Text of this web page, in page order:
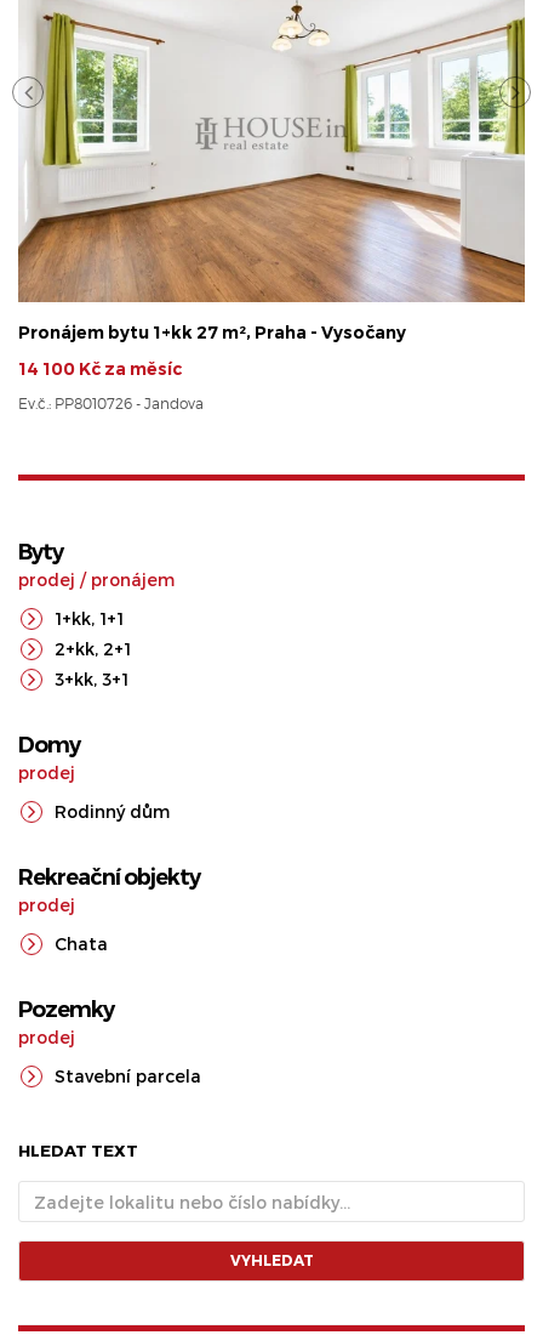
Pronájem bytu 1+kk 27 m², Praha - Vysočany
14 100 Kč za měsíc
Ev.č.: PP8010726 - Jandova
Byty
prodej / pronájem
1+kk, 1+1
2+kk, 2+1
3+kk, 3+1
Domy
prodej
Rodinný dům
Rekreační objekty
prodej
Chata
Pozemky
prodej
Stavební parcela
HLEDAT TEXT
VYHLEDAT